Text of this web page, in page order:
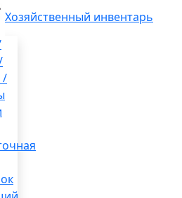
Хозяйственный инвентарь
/